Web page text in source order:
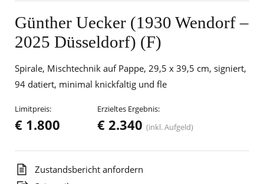
Günther Uecker (1930 Wendorf –
2025 Düsseldorf) (F)
Spirale, Mischtechnik auf Pappe, 29,5 x 39,5 cm, signiert,
94 datiert, minimal knickfaltig und fle
Limitpreis:
€ 1.800
Erzieltes Ergebnis:
€ 2.340 (inkl. Aufgeld)
Zustandsbericht anfordern